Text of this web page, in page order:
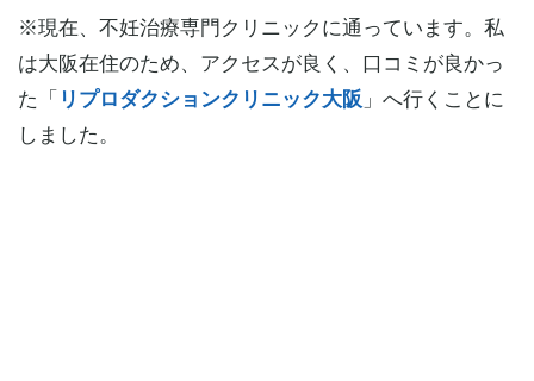
※現在、不妊治療専門クリニックに通っています。私
は大阪在住のため、アクセスが良く、口コミが良かっ
た「 リプロダクションクリニック大阪 」へ行くことに
しました。